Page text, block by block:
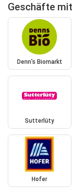
Geschäfte
Denn's Biomarkt
Sutterlüty
Hofer